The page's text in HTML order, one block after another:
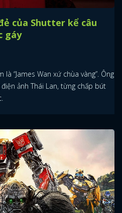
của Shutter kể câu
gáy
“James Wan xứ chùa vàng”. Ông
ảnh Thái Lan, từng chấp bút